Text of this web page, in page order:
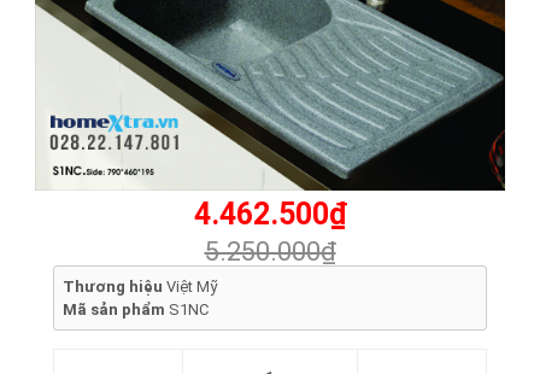
4.462.500₫
5.250.000₫
Thương hiệu Việt Mỹ
Mã sản phẩm S1NC